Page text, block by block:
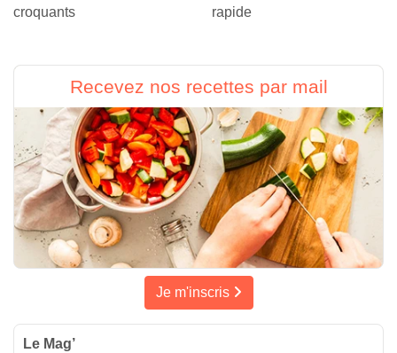
croquants
rapide
Recevez nos recettes par mail
Je m'inscris
Le Mag’